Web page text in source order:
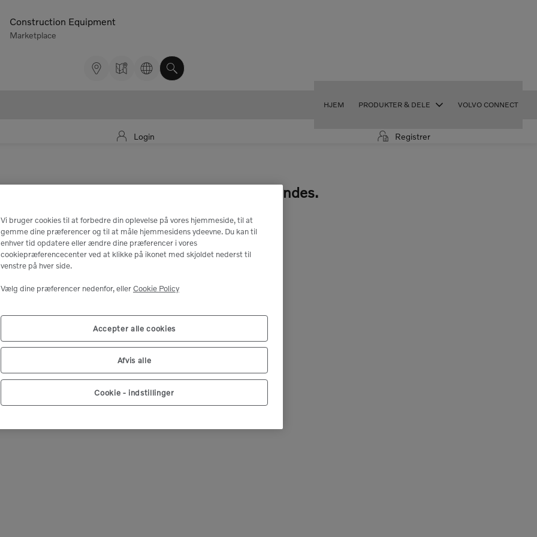
Construction Equipment
Marketplace
HJEM PRODUKTER & DELE VOLVO CONNECT
Login Registrer
men delen "VOE60114324" kan ikke findes.
Log ind eller registrer dig for at se flere dele.
Vi bruger cookies til at forbedre din oplevelse på vores hjemmeside, til at
gemme dine præferencer og til at måle hjemmesidens ydeevne. Du kan til
enhver tid opdatere eller ændre dine præferencer i vores
cookiepræferencecenter ved at klikke på ikonet med skjoldet nederst til
venstre på hver side.
Vælg dine præferencer nedenfor, ellerCookie Policy
Accepter alle cookies
Afvis alle
Cookie - indstillinger